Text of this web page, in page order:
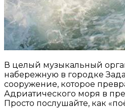
В целый музыкальный
набережную в городке
сооружение, которое
Адриатического моря в
Просто послушайте, как